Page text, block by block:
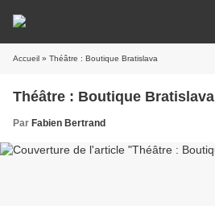
Accueil » Théâtre : Boutique Bratislava
Théâtre : Boutique Bratislava
Par Fabien Bertrand